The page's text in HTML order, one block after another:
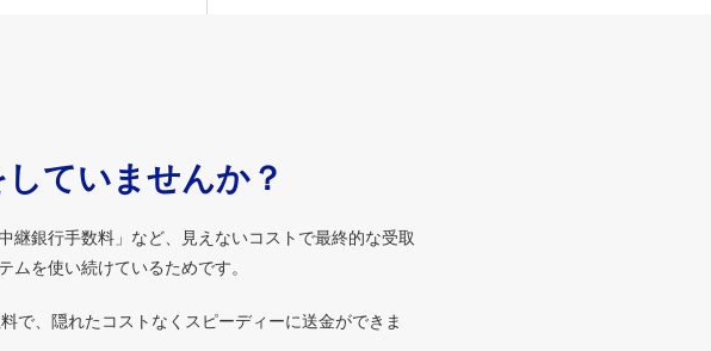
ていませんか？
継銀行手数料」など、見えないコストで最終的な受取
を使い続けているためです。
で、隠れたコストなくスピーディーに送金ができま